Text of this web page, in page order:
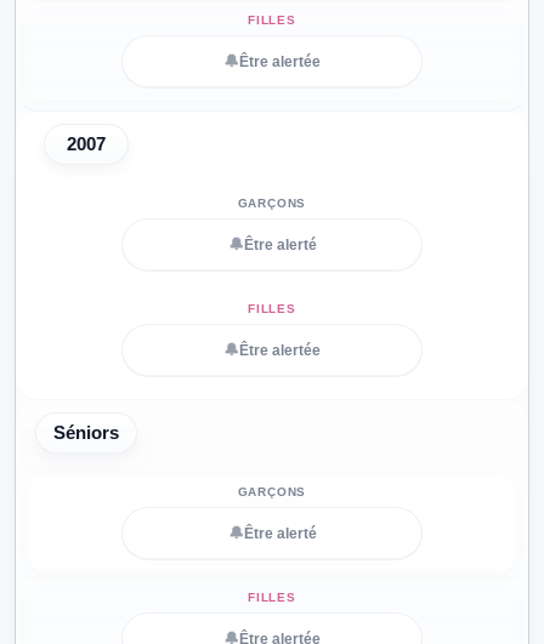
🔔 Être alertée
2007
🔔 Être alerté
🔔 Être alertée
Séniors
🔔 Être alerté
🔔 Être alertée